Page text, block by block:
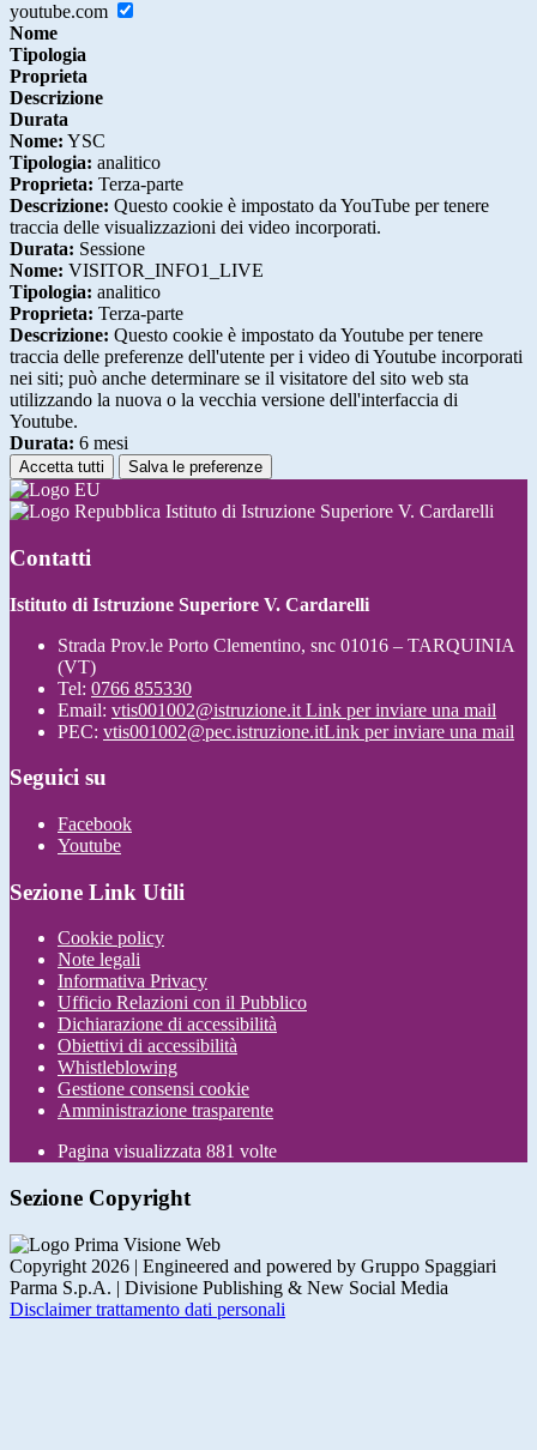
youtube.com
Nome
Tipologia
Proprieta
Descrizione
Durata
Nome: YSC
Tipologia: analitico
Proprieta: Terza-parte
Descrizione: Questo cookie è impostato da YouTube per tenere
traccia delle visualizzazioni dei video incorporati.
Durata: Sessione
Nome: VISITOR_INFO1_LIVE
Tipologia: analitico
Proprieta: Terza-parte
Descrizione: Questo cookie è impostato da Youtube per tenere
traccia delle preferenze dell'utente per i video di Youtube incorporati
nei siti; può anche determinare se il visitatore del sito web sta
utilizzando la nuova o la vecchia versione dell'interfaccia di
Youtube.
Durata: 6 mesi
Accetta tutti Salva le preferenze
Istituto di Istruzione Superiore V. Cardarelli
Contatti
Istituto di Istruzione Superiore V. Cardarelli
Strada Prov.le Porto Clementino, snc 01016 – TARQUINIA
(VT)
Tel: 0766 855330
Email: vtis001002@istruzione.it Link per inviare una mail
PEC: vtis001002@pec.istruzione.itLink per inviare una mail
Seguici su
Facebook
Youtube
Sezione Link Utili
Cookie policy
Note legali
Informativa Privacy
Ufficio Relazioni con il Pubblico
Dichiarazione di accessibilità
Obiettivi di accessibilità
Whistleblowing
Gestione consensi cookie
Amministrazione trasparente
Pagina visualizzata 881 volte
Sezione Copyright
Copyright 2026 | Engineered and powered by Gruppo Spaggiari
Parma S.p.A. | Divisione Publishing & New Social Media
Disclaimer trattamento dati personali